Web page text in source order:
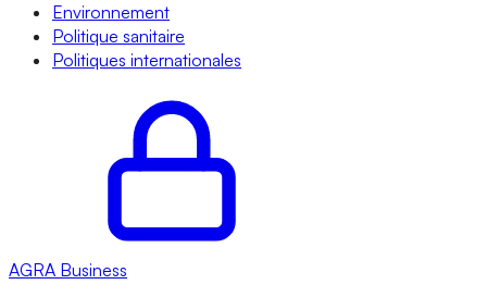
Environnement
Politique sanitaire
Politiques internationales
AGRA Business